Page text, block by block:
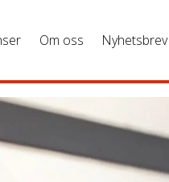
Om oss Nyhetsbrev